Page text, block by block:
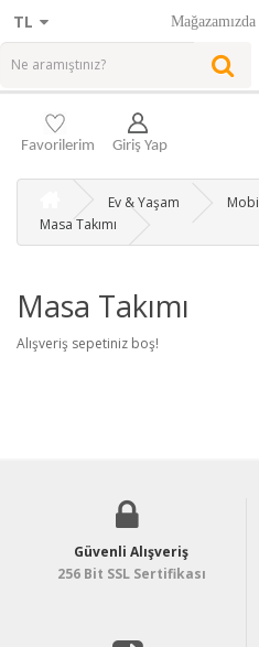
TL Mağazamızda
Favorilerim Giriş Yap
Ev & Yaşam
Masa Takımı
Masa Takımı
Alışveriş sepetiniz boş!
Güvenli Alışveriş
256 Bit SSL Sertifikası